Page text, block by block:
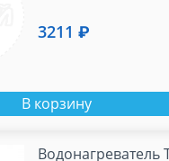
3211 ₽
В корзину
Водонагреватель